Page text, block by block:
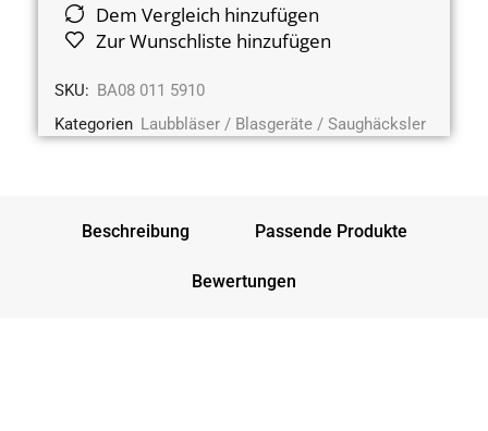
Dem Vergleich hinzufügen
Zur Wunschliste hinzufügen
SKU: BA08 011 5910
Kategorien Laubbläser / Blasgeräte / Saughäcksler
Beschreibung Passende Produkte
Bewertungen